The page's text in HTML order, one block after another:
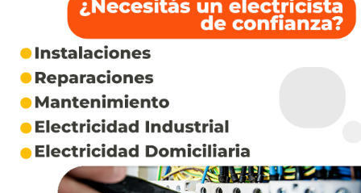
– ¿Cómo se genera confianza en un mundo
digitalizado que se transforma
Juan Bruchou: Sin dudas, la ciberseguridad es
un pilar de la innovación financiera. En
Brubank, invertimos constantemente en proteger
los datos y las operaciones. Pero, además,